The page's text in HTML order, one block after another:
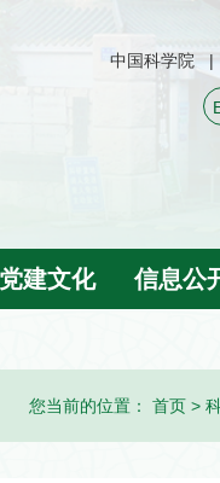
中国科学院
党建文化 信息公
您当前的位置： 首页 >